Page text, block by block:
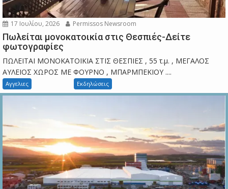
17 Ιουλίου, 2026 Permissos Newsroom
Πωλείται μονοκατοικία στις Θεσπιές-Δείτε
φωτογραφίες
ΠΩΛΕΙΤΑΙ ΜΟΝΟΚΑΤΟΙΚΙΑ ΣΤΙΣ ΘΕΣΠΙΕΣ , 55 τ.μ. , ΜΕΓΑΛΟΣ
ΑΥΛΕΙΟΣ ΧΩΡΟΣ ΜΕ ΦΟΥΡΝΟ , ΜΠΑΡΜΠΕΚΙΟΥ ....
Αγγελιες Εκδηλώσεις